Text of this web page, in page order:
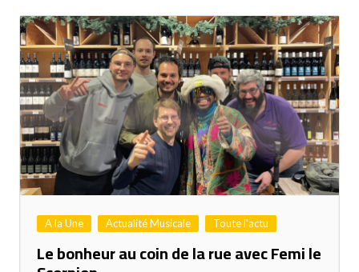
A la Une Actualité Musicale Toute l'actu
Le bonheur au coin de la rue avec Femi le